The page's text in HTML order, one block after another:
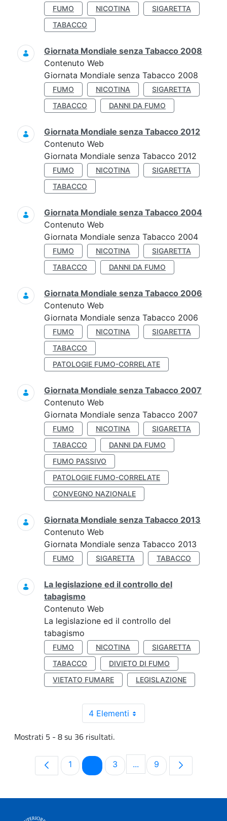
FUMO NICOTINA
SIGARETTA
TABACCO
Giornata Mondiale senza Tabacco 2008
Contenuto Web
Giornata Mondiale senza Tabacco 2008
FUMO NICOTINA
SIGARETTA
TABACCO
DANNI DA FUMO
Giornata Mondiale senza Tabacco 2012
Contenuto Web
Giornata Mondiale senza Tabacco 2012
FUMO NICOTINA
SIGARETTA
TABACCO
Giornata Mondiale senza Tabacco 2004
Contenuto Web
Giornata Mondiale senza Tabacco 2004
FUMO NICOTINA
SIGARETTA
TABACCO
DANNI DA FUMO
Giornata Mondiale senza Tabacco 2006
Contenuto Web
Giornata Mondiale senza Tabacco 2006
FUMO NICOTINA
SIGARETTA
TABACCO
PATOLOGIE FUMO-CORRELATE
Giornata Mondiale senza Tabacco 2007
Contenuto Web
Giornata Mondiale senza Tabacco 2007
FUMO NICOTINA
SIGARETTA
TABACCO
DANNI DA FUMO
FUMO PASSIVO
PATOLOGIE FUMO-CORRELATE
CONVEGNO NAZIONALE
Giornata Mondiale senza Tabacco 2013
Contenuto Web
Giornata Mondiale senza Tabacco 2013
FUMO SIGARETTA TABACCO
La legislazione ed il controllo del
tabagismo
Contenuto Web
La legislazione ed il controllo del
tabagismo
FUMO NICOTINA
SIGARETTA
TABACCO
DIVIETO DI FUMO
VIETATO FUMARE
LEGISLAZIONE
4 Elementi
Mostrati 5 - 8 su 36 risultati.
Pagina
1 PaginaPagina
3 ...Pagine intermedie Use
Pagina
9